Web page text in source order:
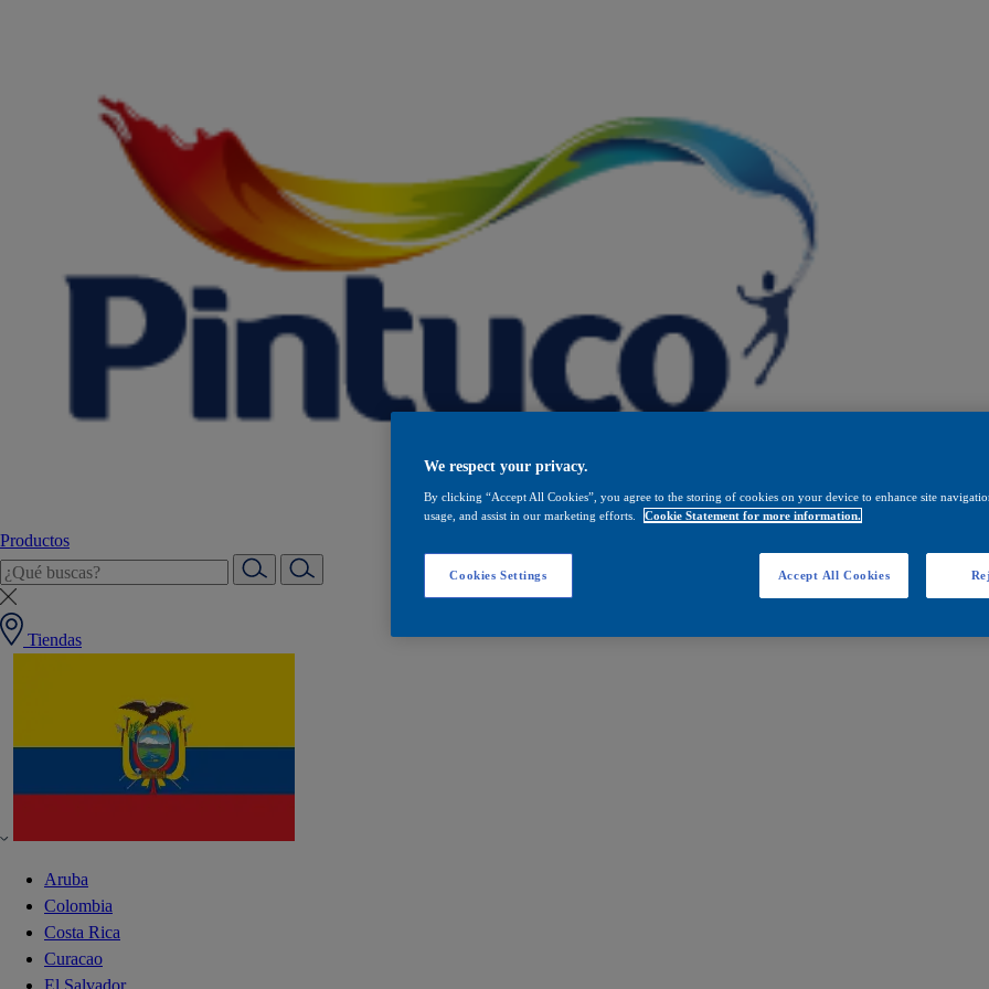
Productos
Tiendas
Aruba
Colombia
Costa Rica
Curacao
El Salvador
We respect your privacy.
By clicking “Accept All Cookies”, you agree to the storing of cookies on your device to enhance site
usage, and assist in our marketing efforts.
Cookie Statement for more information.
Cookies Settings Accept All Cookies